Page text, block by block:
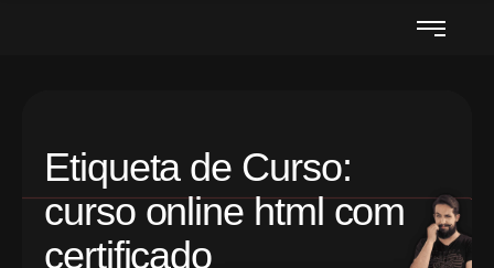
Etiqueta de Curso:
curso online html com
certificado